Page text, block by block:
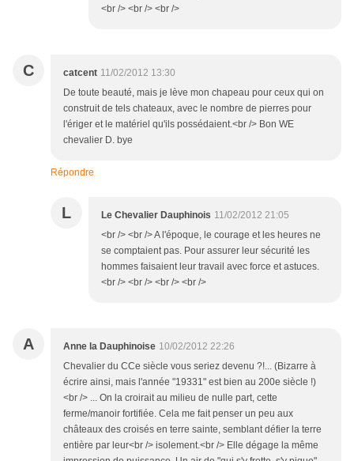
<br /> <br /> <br />
C catcent 11/02/2012 13:30
De toute beauté, mais je lève mon chapeau pour ceux qui on
construit de tels chateaux, avec le nombre de pierres pour
l'ériger et le matériel qu'ils possédaient.<br /> Bon WE
chevalier D. bye
Répondre
L Le Chevalier Dauphinois 11/02/2012 21:05
<br /> <br /> A l'époque, le courage et les heures ne
se comptaient pas. Pour assurer leur sécurité les
hommes faisaient leur travail avec force et astuces.
<br /> <br /> <br /> <br />
A Anne la Dauphinoise 10/02/2012 22:26
Chevalier du CCe siècle vous seriez devenu ?!... (Bizarre à
écrire ainsi, mais l'année "19331" est bien au 200e siècle !)
<br /> ... On la croirait au milieu de nulle part, cette
ferme/manoir fortifiée. Cela me fait penser un peu aux
châteaux des croisés en terre sainte, semblant défier la terre
entière par leur<br /> isolement.<br /> Elle dégage la même